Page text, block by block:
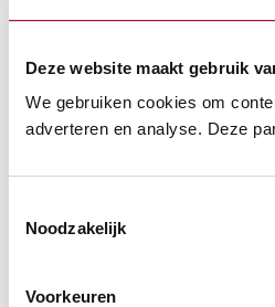
Deze website maakt gebruik
We gebruiken cookies om
adverteren en analyse. Deze
Noodzakelijk
Voorkeuren